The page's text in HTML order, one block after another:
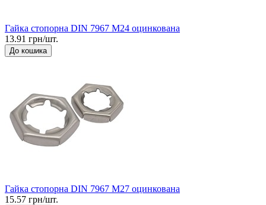
Гайка стопорна DIN 7967 М24 оцинкована
13.91 грн/шт.
До кошика
Гайка стопорна DIN 7967 М27 оцинкована
15.57 грн/шт.